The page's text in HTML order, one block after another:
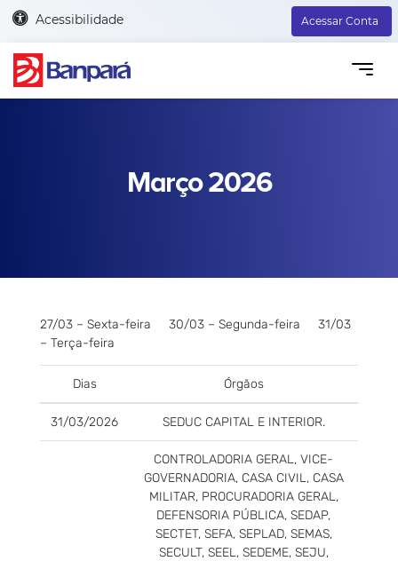
Acessibilidade Acessar Conta
Março 2026
27/03 – Sexta-feira 30/03 – Segunda-feira 31/03
– Terça-feira
Dias Órgãos
31/03/2026 SEDUC CAPITAL E INTERIOR.
CONTROLADORIA GERAL, VICE-
GOVERNADORIA, CASA CIVIL, CASA
MILITAR, PROCURADORIA GERAL,
DEFENSORIA PÚBLICA, SEDAP,
SECTET, SEFA, SEPLAD, SEMAS,
SECULT, SEEL, SEDEME, SEJU,